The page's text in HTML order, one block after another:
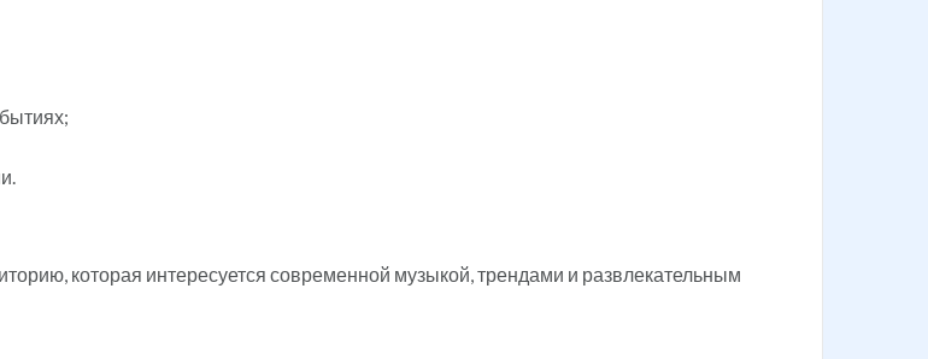
которая интересуется современной музыкой, трендами и развлекательным